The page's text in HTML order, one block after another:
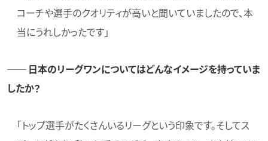
コーチや選手のクオリティが高いと聞いていましたので、本
当にうれしかったです」
── 日本のリーグワンについてはどんなイメージを持っていま
したか？
「トップ選手がたくさんいるリーグという印象です。そしてス